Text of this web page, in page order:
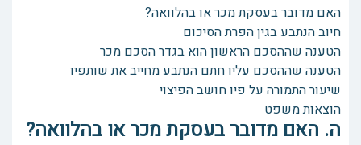
האם מדובר בעסקת מכר או בהלוואה?
חיוב הנתבע בגין הפרת הסיכום
הטענה שההסכם הראשון הוא בגדר הסכם מכר
הטענה שההסכם עליו חתם הנתבע מחייב את שותפיו
שיעור התמורה על פיו חושב הפיצוי
הוצאות משפט
ה. האם מדובר בעסקת מכר או בהלוואה?